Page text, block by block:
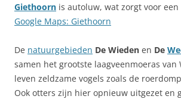
Giethoorn is autoluw, wat zorgt voor
Google Maps: Giethoorn
De natuurgebieden De Wieden en De
samen het grootste laagveenmoeras van
leven zeldzame vogels zoals de
Ook otters zijn hier opnieuw uitgezet en